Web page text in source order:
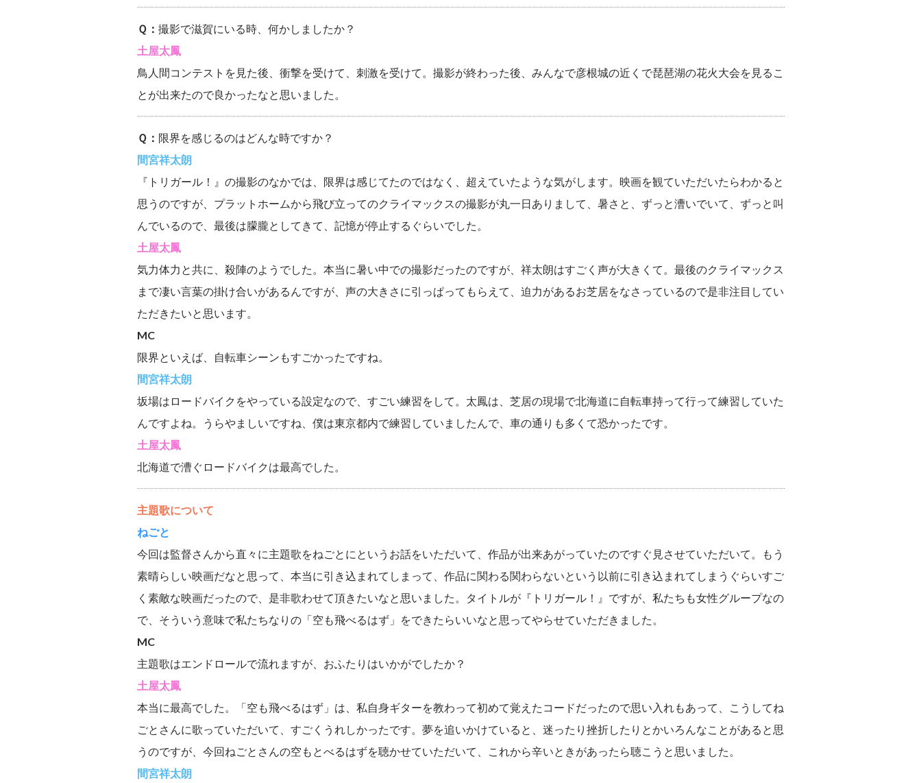
Ｑ： 撮影で滋賀にいる時、何かしましたか？
土屋太鳳
鳥人間コンテストを見た後、衝撃を受けて、刺激を受けて。撮影が終わった後、みんなで彦根城の近くで琵琶湖の花火大会を見るこ
とが出来たので良かったなと思いました。
Ｑ： 限界を感じるのはどんな時ですか？
間宮祥太朗
『トリガール！』の撮影のなかでは、限界は感じてたのではなく、超えていたような気がします。映画を観ていただいたらわかると
思うのですが、プラットホームから飛び立ってのクライマックスの撮影が丸一日ありまして、暑さと、ずっと漕いでいて、ずっと叫
んでいるので、最後は朦朧としてきて、記憶が停止するぐらいでした。
土屋太鳳
気力体力と共に、殺陣のようでした。本当に暑い中での撮影だったのですが、祥太朗はすごく声が大きくて。最後のクライマックス
まで凄い言葉の掛け合いがあるんですが、声の大きさに引っぱってもらえて、迫力があるお芝居をなさっているので是非注目してい
ただきたいと思います。
MC
限界といえば、自転車シーンもすごかったですね。
間宮祥太朗
坂場はロードバイクをやっている設定なので、すごい練習をして。太鳳は、芝居の現場で北海道に自転車持って行って練習していた
んですよね。うらやましいですね、僕は東京都内で練習していましたんで、車の通りも多くて恐かったです。
土屋太鳳
北海道で漕ぐロードバイクは最高でした。
主題歌について
ねごと
今回は監督さんから直々に主題歌をねごとにというお話をいただいて、作品が出来あがっていたのですぐ見させていただいて。もう
素晴らしい映画だなと思って、本当に引き込まれてしまって、作品に関わる関わらないという以前に引き込まれてしまうぐらいすご
く素敵な映画だったので、是非歌わせて頂きたいなと思いました。タイトルが『トリガール！』ですが、私たちも女性グループなの
で、そういう意味で私たちなりの「空も飛べるはず」をできたらいいなと思ってやらせていただきました。
MC
主題歌はエンドロールで流れますが、おふたりはいかがでしたか？
土屋太鳳
本当に最高でした。「空も飛べるはず」は、私自身ギターを教わって初めて覚えたコードだったので思い入れもあって、こうしてね
ごとさんに歌っていただいて、すごくうれしかったです。夢を追いかけていると、迷ったり挫折したりとかいろんなことがあると思
うのですが、今回ねごとさんの空もとべるはずを聴かせていただいて、これから辛いときがあったら聴こうと思いました。
間宮祥太朗